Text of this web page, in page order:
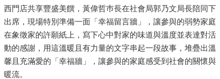
西門店共享豐盛美饌，黃偉哲巿長在社會局郭乃文局長陪同下
出席，現場特別準備一面「幸福留言牆」，讓參與的弱勢家庭
在象徵家的許願紙上，寫下心中對家的味道與溫度並表達對活
動的感謝，用這溫暖且有力量的文字串起一段故事，堆疊出溫
馨且充滿愛的「幸福牆」，讓參與的家庭感受到社會的關懷與
暖流。